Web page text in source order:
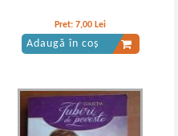
Pret:7,00 Lei
Adaugă în coș